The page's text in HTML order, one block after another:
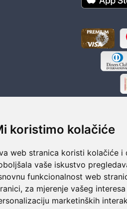
koristimo kolačiće
web stranica koristi kolačiće
vaše iskustvo
funkcionalnost web
, za mjerenje vašeg
marketinških
24/7 odlična podrška
Naši agenti uvijek na raspolaganju